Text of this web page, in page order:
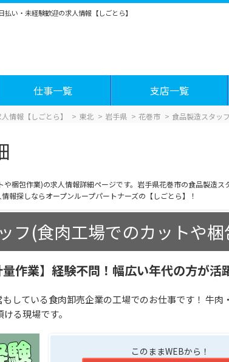
い・未経験歓迎の求人情報【しごとら】
仕事一覧 支店一覧
情報【しごとら】 東北 岩手県 花巻市 食品製造スタッ
梱包作業)の求人情報詳細ページです。岩手県花巻市の食品製造
報探しならオープンループパートナーズの【しごとら】！
フ(食肉工場でのカットや
量作業】経験不問！幅広い年代の方が活
している食肉卸売企業の工場でのお仕事です！ 牛
る現場です。
このままWEBから！